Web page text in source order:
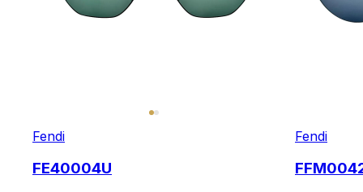
Fendi
FE40004U
Fendi